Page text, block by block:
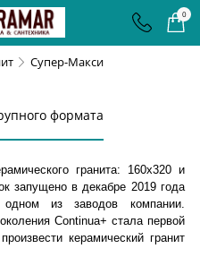
0
Супер-Макси
формата
гранита: 160х320 и
запущено в декабре 2019 года
из заводов компании.
Continua+ стала первой
керамический гранит